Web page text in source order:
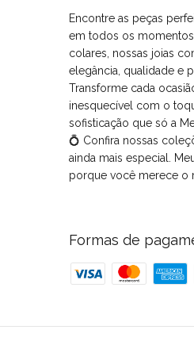
Encontre as peças
em todos os
colares, nossas joias
elegância, qualidade e
Transforme cada
inesquecível com o
sofisticação que só a
💍 Confira nossas
ainda mais especial.
porque você merece o
Formas de